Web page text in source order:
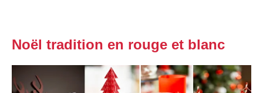
Noël tradition en rouge et blanc